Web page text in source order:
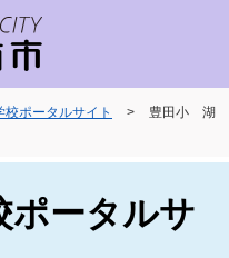
校ポータルサイト >
豊田小 湖
ポータルサ